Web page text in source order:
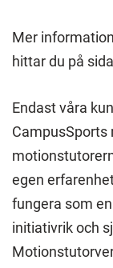
Mer
hittar du på
Endast våra
egen
fungera som
initiativrik och